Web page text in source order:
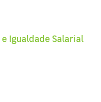
Igualdade Salarial